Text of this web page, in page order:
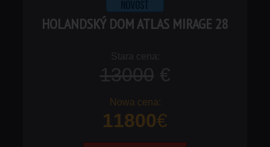
HOLANDSKÝ DOM ATLAS MIRAGE 28
13000 €
11800€